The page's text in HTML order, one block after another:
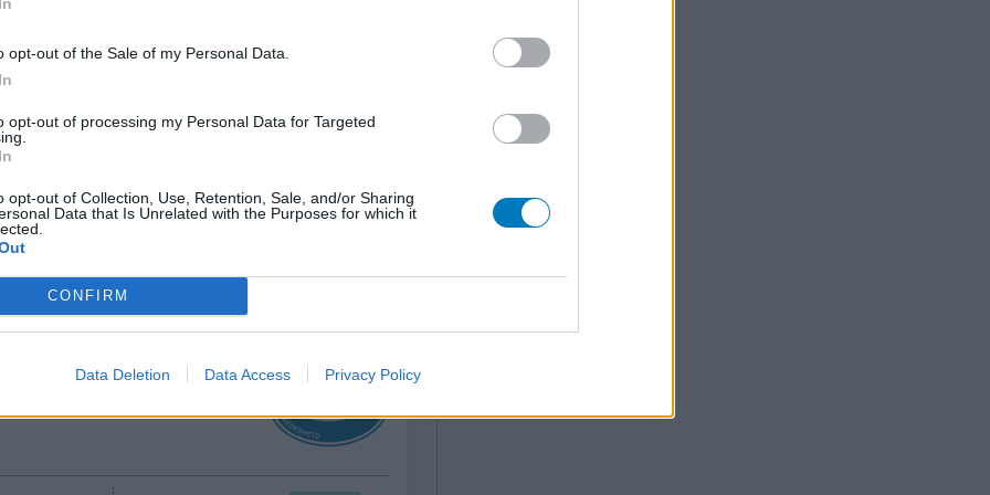
opt-out of the Sale of my Personal Data.
opt-out of processing my Personal Data for Targeted
opt-out of Collection, Use, Retention, Sale, and/or Sharing
Data that Is Unrelated with the Purposes for which it
CONFIRM
Data Deletion Data Access Privacy Policy
voor het verlagen van cholesterol niet.
nadelige effecten.
personal medicine test, kan een
zijn behandelaar de mogelijke voordelen
statine.
5